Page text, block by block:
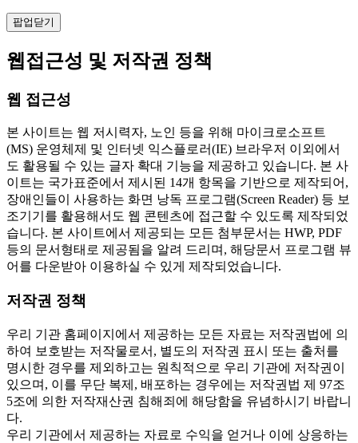
팝업닫기
웹접근성 및 저작권 정책
웹 접근성
본 사이트는 웹 저시력자, 노인 등을 위해 마이크로소프트
(MS) 운영체제 및 인터넷 익스플로러(IE) 브라우저 이외에서
도 활용될 수 있는 글자 확대 기능을 제공하고 있습니다. 본 사
이트는 국가표준에서 제시된 14개 항목을 기반으로 제작되어,
장애인들이 사용하는 화면 낭독 프로그램(Screen Reader) 등 보
조기기를 활용해서도 웹 콘텐츠에 접근할 수 있도록 제작되었
습니다. 본 사이트에서 제공되는 모든 첨부문서는 HWP, PDF
등의 문서형태로 제공됨을 알려 드리며, 해당문서 프로그램 뷰
어를 다운받아 이용하실 수 있게 제작되었습니다.
저작권 정책
우리 기관 홈페이지에서 제공하는 모든 자료는 저작권법에 의
하여 보호받는 저작물로서, 별도의 저작권 표시 또는 출처를
명시한 경우를 제외하고는 원칙적으로 우리 기관에 저작권이
있으며, 이를 무단 복제, 배포하는 경우에는 저작권법 제 97조
5조에 의한 저작재산권 침해죄에 해당함을 유념하시기 바랍니
다.
우리 기관에서 제공하는 자료로 수익을 얻거나 이에 상응하는